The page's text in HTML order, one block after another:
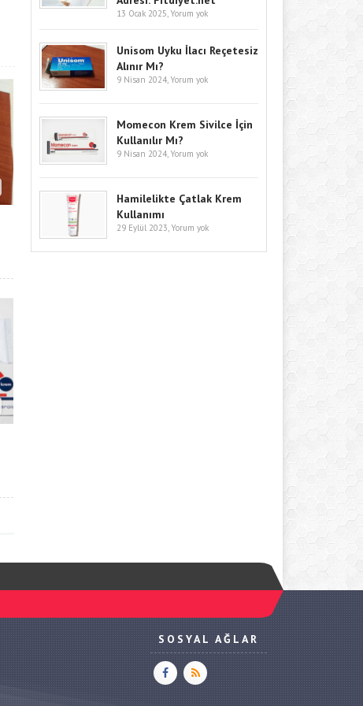
13 Ocak 2025, Yorum yok
Unisom Uyku İlacı Reçetesiz
Alınır Mı?
9 Nisan 2024, Yorum yok
Momecon Krem Sivilce İçin
Kullanılır Mı?
9 Nisan 2024, Yorum yok
Hamilelikte Çatlak Krem
Kullanımı
29 Eylül 2023, Yorum yok
SOSYAL AĞLAR